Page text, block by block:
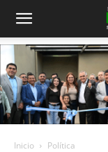
Diario
360
Inicio Política